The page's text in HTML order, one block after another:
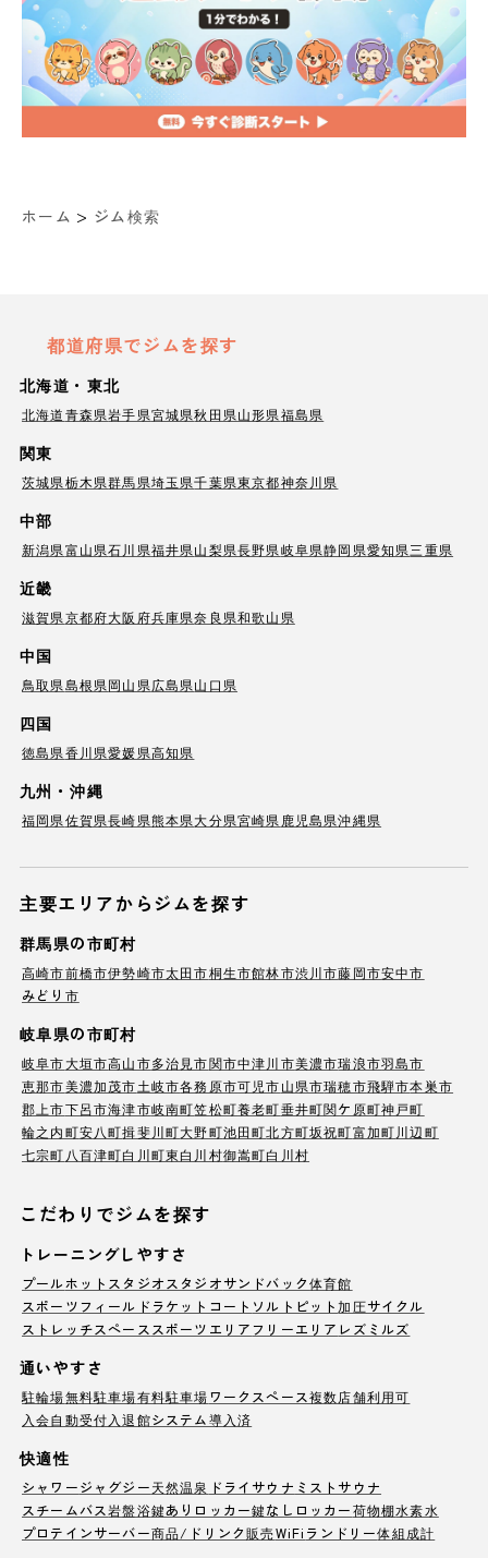
ホーム > ジム検索
都道府県でジムを探す
北海道・東北
北海道青森県岩手県宮城県秋田県山形県福島県
関東
茨城県栃木県群馬県埼玉県千葉県東京都神奈川県
中部
新潟県富山県石川県福井県山梨県長野県岐阜県静岡県愛知県三重県
近畿
滋賀県京都府大阪府兵庫県奈良県和歌山県
中国
鳥取県島根県岡山県広島県山口県
四国
徳島県香川県愛媛県高知県
九州・沖縄
福岡県佐賀県長崎県熊本県大分県宮崎県 鹿児島県沖縄県
主要エリアからジムを探す
群馬県の市町村
高崎市前橋市伊勢崎市太田市桐生市館林市渋川市藤岡市安中市
みどり市
岐阜県の市町村
岐阜市大垣市高山市多治見市関市中津川市美濃市瑞浪市羽島市
恵那市美濃加茂市土岐市各務原市可児市山県市瑞穂市飛騨市本巣市
郡上市下呂市海津市岐南町笠松町養老町垂井町関ケ原町神戸町
輪之内町安八町揖斐川町大野町池田町北方町坂祝町富加町川辺町
七宗町 八百津町白川町東白川村御嵩町白川村
こだわりでジムを探す
トレーニングしやすさ
プールホットスタジオ スタジオサンドバック体育館
スポーツフィールド ラケットコート ソルトピット加圧サイクル
ストレッチスペース スポーツエリア フリーエリア レズミルズ
通いやすさ
駐輪場無料駐車場有料駐車場ワークスペース複数店舗利用可
入会自動受付 入退館システム導入済
快適性
シャワージャグジー天然温泉 ドライサウナ ミストサウナ
スチームバス岩盤浴鍵ありロッカー鍵なしロッカー荷物棚水素水
プロテインサーバー商品/ドリンク販売WiFi ランドリー体組成計